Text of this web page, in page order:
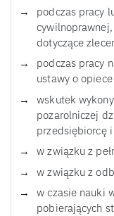
podczas pracy
dotyczące
podczas pracy
ustawy o
wskutek
pozarolniczej
przedsiębiorcę i
w związku z
w związku z
w czasie nauki
pobierających